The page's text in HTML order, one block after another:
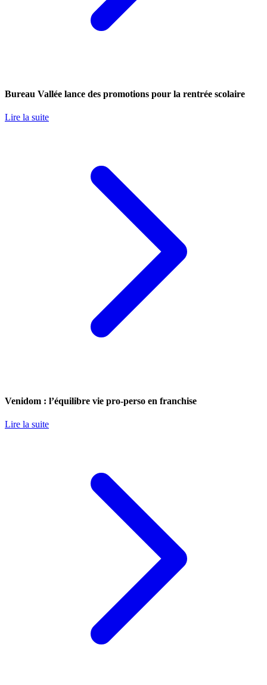
Bureau Vallée lance des promotions pour la rentrée scolaire
Lire la suite
Venidom : l’équilibre vie pro-perso en franchise
Lire la suite